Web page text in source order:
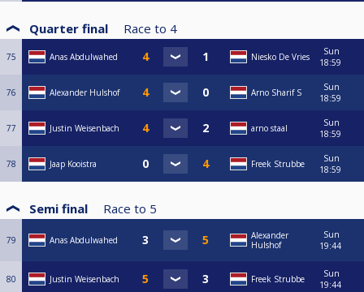
Quarter final Race to 4
75 Anas Abdulwahed Niesko De Vries
Sun
18:59
76 Alexander Hulshof Arno Sharif S
Sun
18:59
77 Justin Weisenbach arno staal
Sun
18:59
78 Jaap Kooistra Freek Strubbe
Sun
18:59
Semi final Race to 5
79 Anas Abdulwahed
Alexander
Hulshof
Sun
19:44
80 Justin Weisenbach Freek Strubbe
Sun
19:44